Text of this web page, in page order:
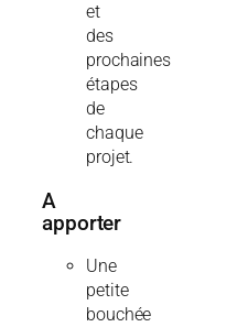
et
des
prochaines
étapes
de
chaque
projet.
A
apporter
Une
petite
bouchée